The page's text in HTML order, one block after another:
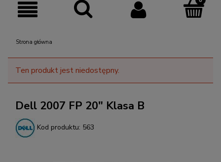
Strona główna
Ten produkt jest niedostępny.
Dell 2007 FP 20" Klasa B
Kod produktu: 563